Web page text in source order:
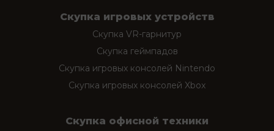
Скупка игровых устройств
Скупка VR-гарнитур
Скупка геймпадов
Скупка игровых консолей Nintendo
Скупка игровых консолей Xbox
Скупка офисной техники